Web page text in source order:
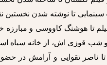
سینمایی تا نوشته شدن نخستین
تا هوشنگ کاووسی و مبارزه
شب قوزی اش، از خانه سیاه
ناصر تقوایی و آرامش در